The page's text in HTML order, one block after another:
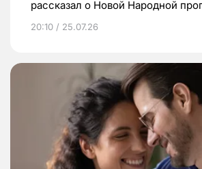
рассказал о Новой Народной
20:10 / 25.07.26